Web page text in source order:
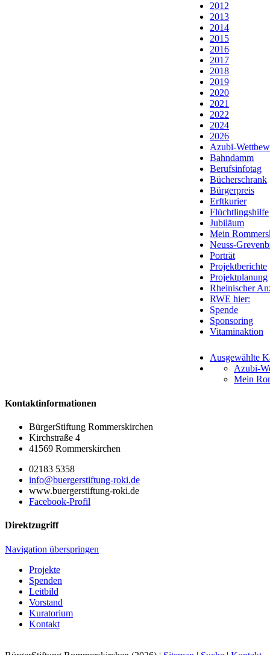
2012
2013
2014
2015
2016
2017
2018
2019
2020
2021
2022
2024
2026
Azubi-
Bahndamm
Berufsinfotag
Bücherschrank
Bürgerpreis
Erftkurier
Flüchtlingshilfe
Jubiläum
Mein
Neuss-
Porträt
Projektberichte
Projektplanung
Rheinischer
RWE hier:
Spende
Sponsoring
Vitaminaktion
Ausgewählte
Azubi-
Mein
Kontaktinformationen
BürgerStiftung Rommerskirchen
Kirchstraße 4
41569 Rommerskirchen
02183 5358
info@buergerstiftung-roki.de
www.buergerstiftung-roki.de
Facebook-Profil
Direktzugriff
Navigation überspringen
Projekte
Spenden
Leitbild
Vorstand
Kuratorium
Kontakt